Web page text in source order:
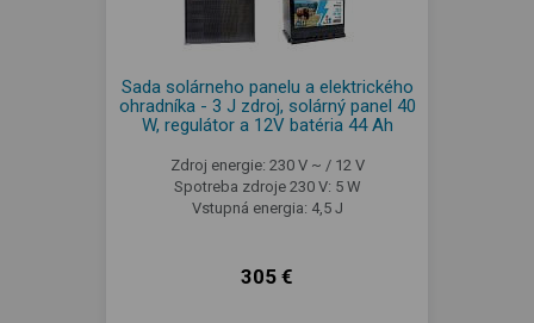
Sada solárneho panelu a elektrického
ohradníka - 3 J zdroj, solárný panel 40
W, regulátor a 12V batéria 44 Ah
Zdroj energie: 230 V ~ / 12 V
Spotreba zdroje 230 V: 5 W
Vstupná energia: 4,5 J
305 €